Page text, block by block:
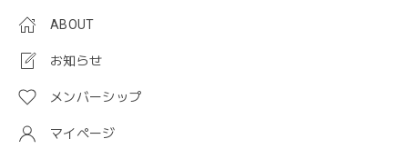
ABOUT
お知らせ
メンバーシップ
マイページ